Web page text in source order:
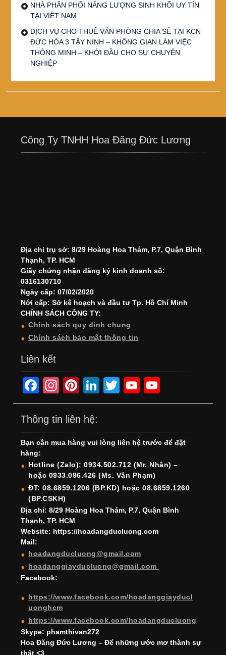
NHÀ PHÂN PHỐI NĂNG LƯỢNG SINH KHỐI UY TÍN
TẠI VIỆT NAM
DỊCH VỤ CHO THUÊ VĂN PHÒNG CHIA SẺ TẠI KCN
ĐỨC HÒA 3 TÂY NINH – KHÔNG GIAN LÀM VIỆC
THÔNG MINH – KHỞI ĐẦU CHO SỰ CHUYÊN
NGHIỆP
Công Ty TNHH Hoa Đăng Đức Lương
Địa chỉ trụ sở: 8/29 Hoàng Hoa Thám, P.7, Quận Bình
Thạnh, TP. HCM
Giấy chứng nhận đăng ký kinh doanh số:
0316130710
Ngày cấp: 07/02/2020
Nới cấp: Sở kế hoạch và đầu tư Tp. Hồ Chí Minh
CHÍNH SÁCH CÔNG TY:
Chính sách quy định chung
Chính sách bảo mật thông tin
Liên kết
F
a
c
e
b
o
o
k
In
st
a
gr
a
m
Pi
nt
er
e
st
Li
n
e
dI
n
T
wi
er
Y
o
T
u
b
e
o
T
u
b
e
h
Thông tin liên hệ:
Bạn cần mua hàng vui lòng liên hệ trước để đặt
hàng:
Hotline (Zalo): 0934.502.712 (Mr. Nhân) –
hoặc 0933.096.426 (Ms. Vân Phạm)
ĐT: 08.6859.1206 (BP.KD) hoặc 08.6859.1260
(BP.CSKH)
Địa chỉ: 8/29 Hoàng Hoa Thám, P.7, Quận Bình
Thạnh, TP. HCM
Website: https://hoadangducluong.com
Mail:
hoadangducluong@gmail.com
hoadanggiayducluong@gmail.com
Facebook:
https://www.facebook.com/hoadanggiayducl
uonghcm
https://www.facebook.com/hoadangducluong
Skype: phamthivan272
Hoa Đăng Đức Lương – Để những ước mơ thành sự
thật <3